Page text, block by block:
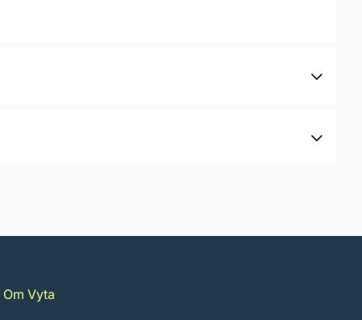
Om Vyta